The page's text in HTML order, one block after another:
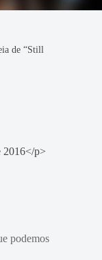
de “Still
2016</p>
podemos